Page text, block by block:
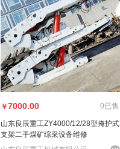
￥7000.00 0已售
山东良辰重工ZY4000/12/28型掩护式
支架二手煤矿综采设备维修